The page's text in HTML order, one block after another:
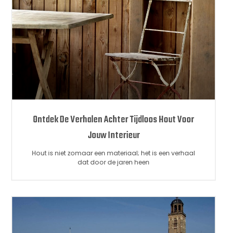
Ontdek De Verhalen Achter Tijdloos Hout Voor
Jouw Interieur
Hout is niet zomaar een materiaal; het is een verhaal
dat door de jaren heen